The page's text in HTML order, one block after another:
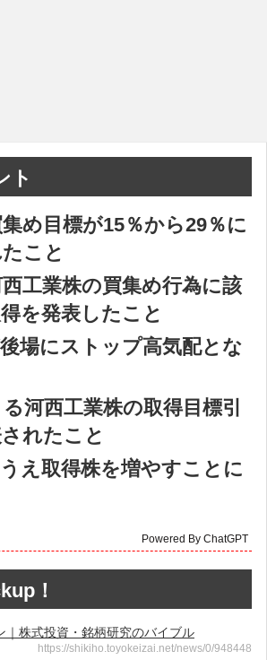
ト
め目標が15％から29％に
こと
西工業株の買集め行為に該
を発表したこと
後場にストップ高気配とな
河西工業株の取得目標引
れたこと
うえ取得株を増やすことに
Powered By ChatGPT
！
｜株式投資・銘柄研究のバイブル
https://shikiho.toyokeizai.net/news/0/948448